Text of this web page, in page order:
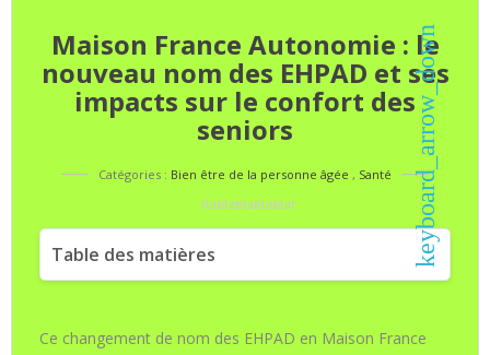
Maison France Autonomie : le
nouveau nom des EHPAD et ses
impacts sur le confort des
seniors
Catégories : Bien être de la personne âgée , Santé
starstarstarstarstar
Table des matières keyboard_arrow_down
2. Maintien de la dignité
Ce changement de nom des EHPAD en Maison France